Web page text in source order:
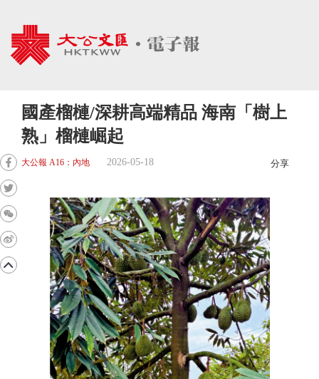
國產榴槤/深耕高端精品 海南「樹上
熟」榴槤崛起
大公報 A16：內地 2026-05-18 分享